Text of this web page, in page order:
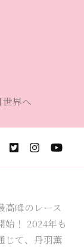
世界へ
高峰のレース
始！ 2024年も
じて、丹羽薫